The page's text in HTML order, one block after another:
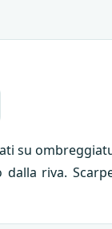
su
riva.